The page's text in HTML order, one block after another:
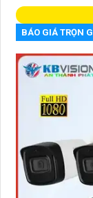
BÁO GIÁ TRỌN